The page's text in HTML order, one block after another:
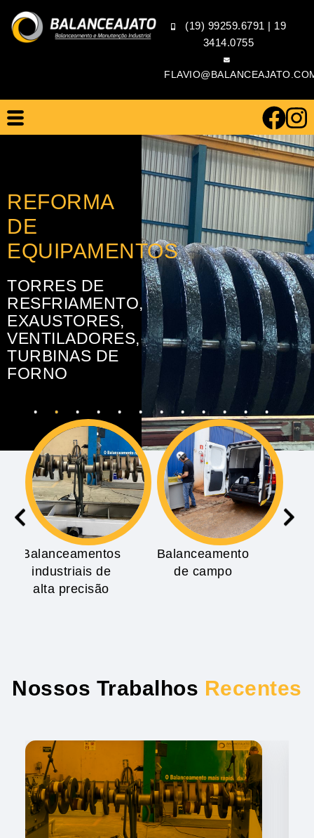
(19) 99259.6791 | 19
3414.0755
REFORMA
DE
EQUIPAMENTOS
TORRES DE
RESFRIAMENTO,
EXAUSTORES,
VENTILADORES,
TURBINAS DE
FORNO
Balanceamentos
industriais de
alta precisão
Balanceamento
de campo
Nossos Trabalhos Recentes